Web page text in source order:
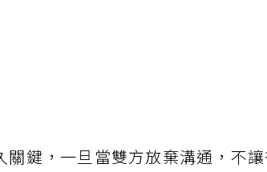
鍵，一旦當雙方放棄溝通，不